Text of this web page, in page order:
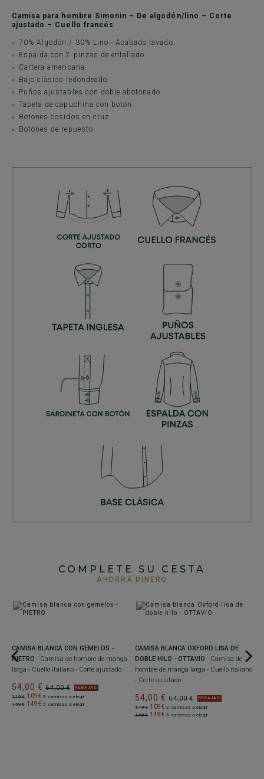
Camisa para hombre Simonin – De algodón/lino – Corte
ajustado – Cuello francés
70% Algodón / 30% Lino - Acabado lavado.
Espalda con 2 pinzas de entallado.
Cartera americana.
Bajo clásico redondeado.
Puños ajustables con doble abotonado.
Tapeta de capuchina con botón.
Botones cosidos en cruz.
Botones de repuesto.
COMPLETE SU CESTA
AHORRA DINERO
CAMISA BLANCA CON GEMELOS -
PIETRO - Camisa de hombre de manga
larga - Cuello italiano - Corte ajustado
64,00 €
54,00 € REBAJAS
119€ 109€ 3 camisas a elegir
159€ 149€ 5 camisas a elegir
CAMISA BLANCA OXFORD LISA DE
DOBLE HILO - OTTAVIO - Camisa de
hombre de manga larga - Cuello italiano
- Corte ajustado
64,00 €
54,00 € REBAJAS
119€ 109€ 3 camisas a elegir
159€ 149€ 5 camisas a elegir